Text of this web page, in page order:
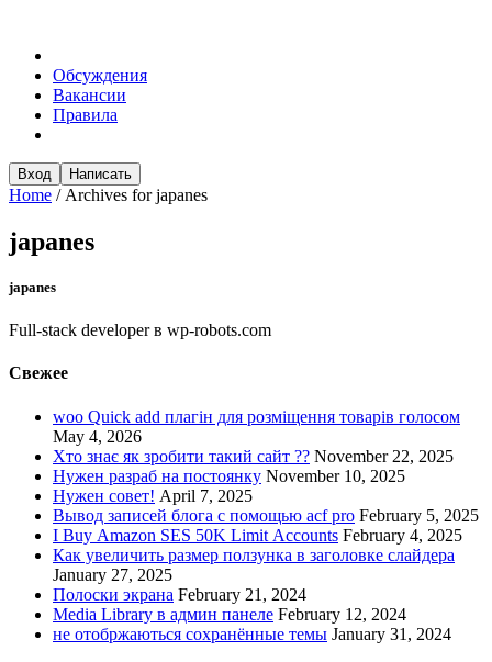
Обсуждения
Вакансии
Правила
Вход Написать
Home / Archives for japanes
japanes
japanes
Full-stack developer в wp-robots.com
Свежее
woo Quick add плагін для розміщення товарів голосом
May 4, 2026
Хто знає як зробити такий сайт ?? November 22, 2025
Нужен разраб на постоянку November 10, 2025
Нужен совет! April 7, 2025
Вывод записей блога с помощью acf pro February 5, 2025
I Buy Amazon SES 50K Limit Accounts February 4, 2025
Как увеличить размер ползунка в заголовке слайдера
January 27, 2025
Полоски экрана February 21, 2024
Media Library в админ панеле February 12, 2024
не отобржаються сохранённые темы January 31, 2024